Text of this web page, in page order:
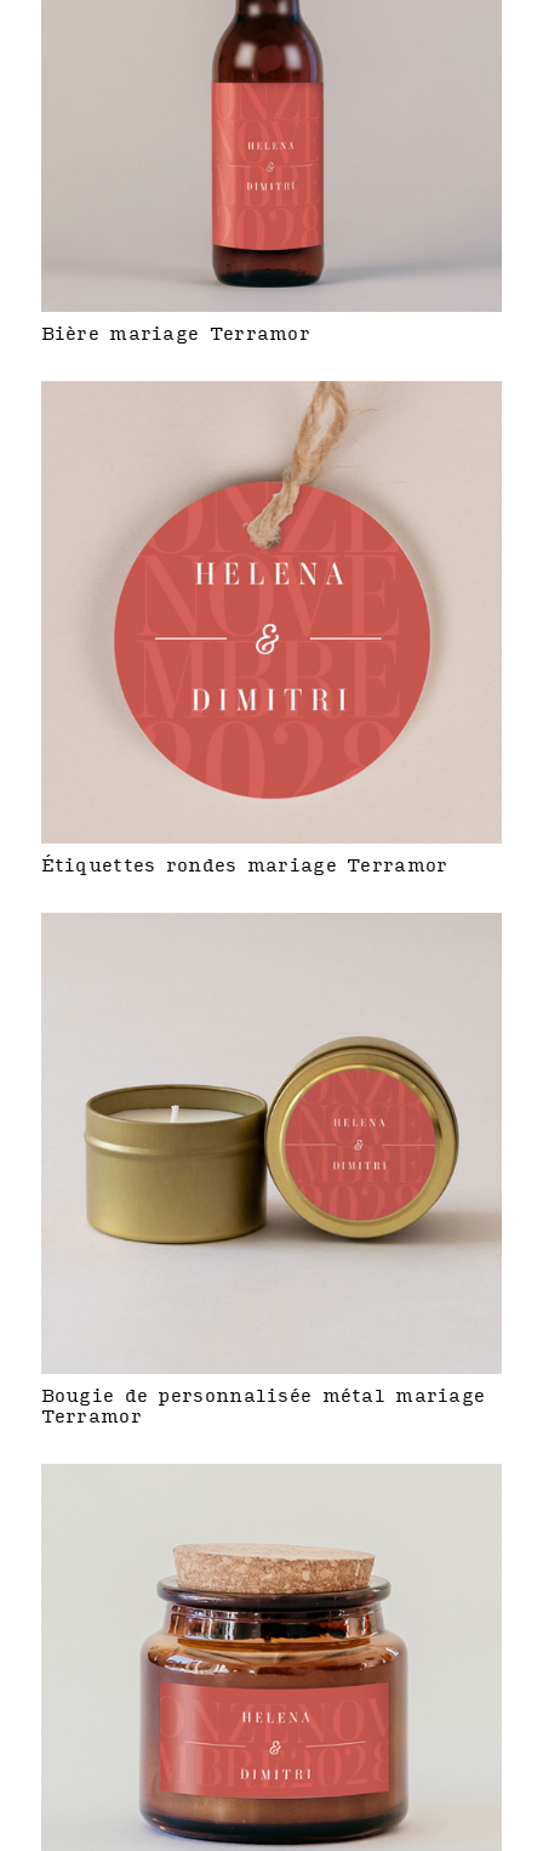
Bière mariage Terramor
Étiquettes rondes mariage Terramor
Bougie de personnalisée métal mariage
Terramor